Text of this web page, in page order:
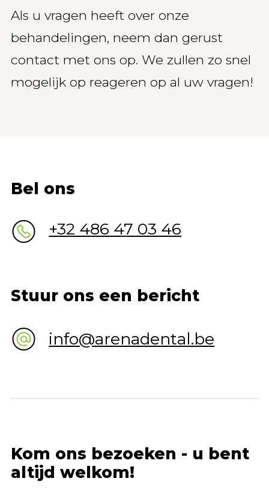
Als u vragen heeft over onze
behandelingen, neem dan gerust
contact met ons op. We zullen zo snel
mogelijk op reageren op al uw vragen!
Bel ons
+32 486 47 03 46
Stuur ons een bericht
info@arenadental.be
Kom ons bezoeken - u bent
altijd welkom!